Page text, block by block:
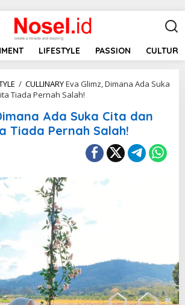
LIFESTYLE PASSION CULTURE
/ CULLINARYEva Glimz, Dimana Ada Suka
Tiada Pernah Salah!
Ada Suka Cita dan
Tiada Pernah Salah!